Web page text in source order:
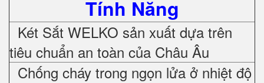
Tính Năng
Két Sắt WELKO sản xuất dựa trên
tiêu chuẩn an toàn của Châu Âu
Chống cháy trong ngọn lửa ở nhiệt độ